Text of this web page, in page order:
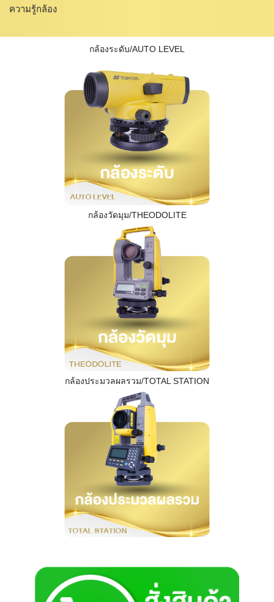
ความรู้กล้อง
กล้องระดับ/AUTO LEVEL
กล้องวัดมุม/THEODOLITE
กล้องประมวลผลรวม/TOTAL STATION